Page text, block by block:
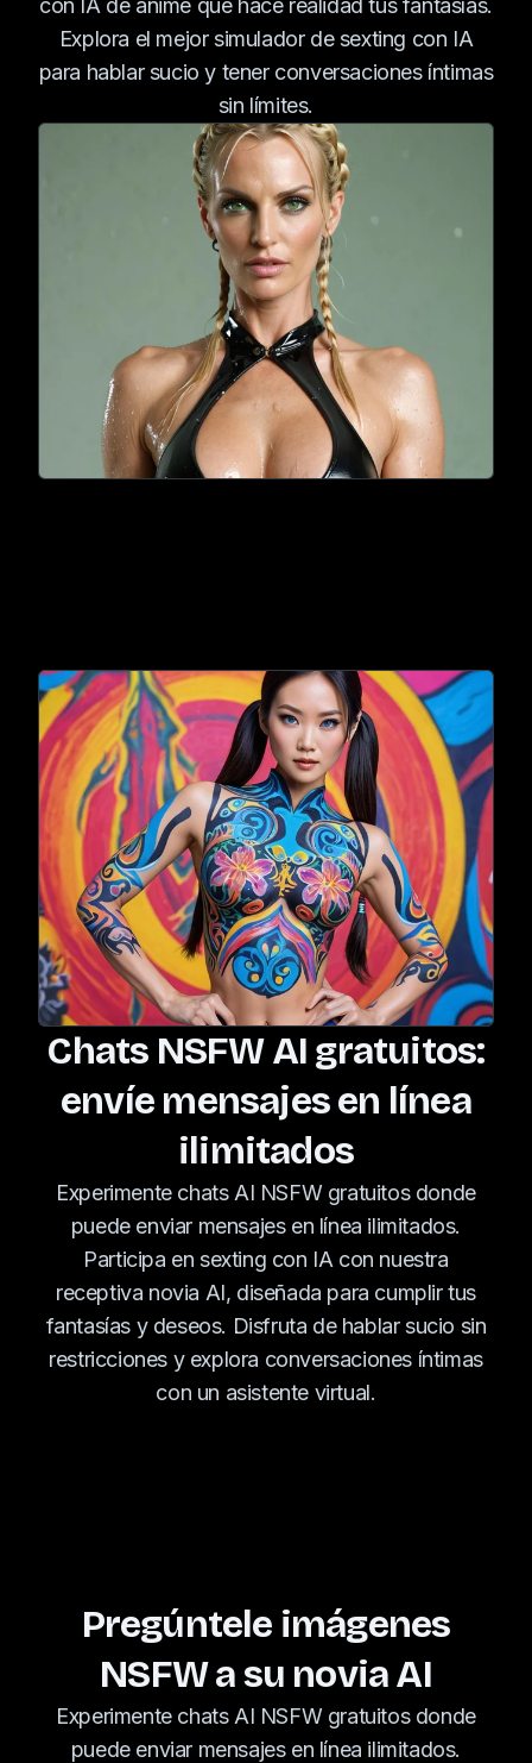
viajar alimenta su
pasión por explorar
nuevos destinos.
con IA de anime que hace realidad tus fantasías.
Explora el mejor simulador de sexting con IA
para hablar sucio y tener conversaciones íntimas
sin límites.
Chats NSFW AI gratuitos:
envíe mensajes en línea
ilimitados
Experimente chats AI NSFW gratuitos donde
puede enviar mensajes en línea ilimitados.
Participa en sexting con IA con nuestra
receptiva novia AI, diseñada para cumplir tus
fantasías y deseos. Disfruta de hablar sucio sin
restricciones y explora conversaciones íntimas
con un asistente virtual.
Pregúntele imágenes
NSFW a su novia AI
Experimente chats AI NSFW gratuitos donde
puede enviar mensajes en línea ilimitados.